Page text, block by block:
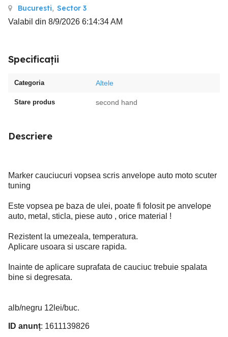
Bucuresti, Sector 3
Valabil din 8/9/2026 6:14:34 AM
Specificații
Categoria Altele
Stare produs second hand
Descriere
Marker cauciucuri vopsea scris anvelope auto moto scuter
tuning
Este vopsea pe baza de ulei, poate fi folosit pe anvelope
auto, metal, sticla, piese auto , orice material !
Rezistent la umezeala, temperatura.
Aplicare usoara si uscare rapida.
Inainte de aplicare suprafata de cauciuc trebuie spalata
bine si degresata.
alb/negru 12lei/buc.
ID anunț: 1611139826